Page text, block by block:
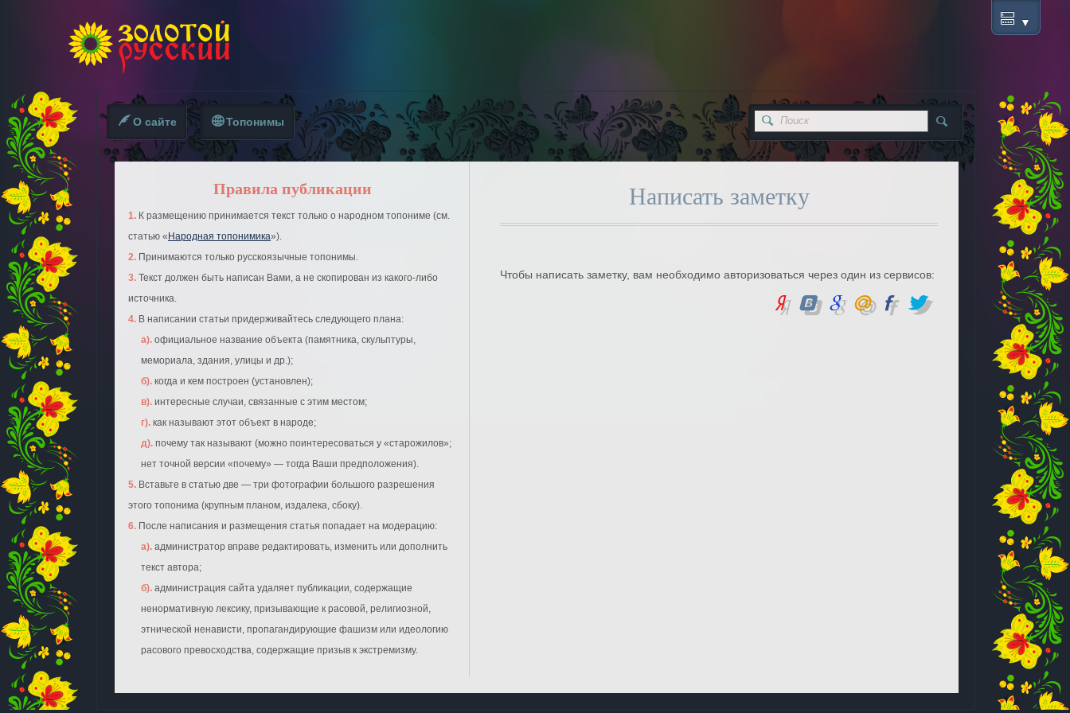
О сайте Топонимы
Правила публикации
1. К размещению принимается текст только о народном топониме (см.
статью «Народная топонимика»).
2. Принимаются только русскоязычные топонимы.
3. Текст должен быть написан Вами, а не скопирован из какого-либо
источника.
4. В написании статьи придерживайтесь следующего плана:
а). официальное название объекта (памятника, скульптуры,
мемориала, здания, улицы и др.);
б). когда и кем построен (установлен);
в). интересные случаи, связанные с этим местом;
г). как называют этот объект в народе;
д). почему так называют (можно поинтересоваться у «старожилов»;
нет точной версии «почему» — тогда Ваши предположения).
5. Вставьте в статью две — три фотографии большого разрешения
этого топонима (крупным планом, издалека, сбоку).
6. После написания и размещения статья попадает на модерацию:
а). администратор вправе редактировать, изменить или дополнить
текст автора;
б). администрация сайта удаляет публикации, содержащие
ненормативную лексику, призывающие к расовой, религиозной,
этнической ненависти, пропагандирующие фашизм или идеологию
расового превосходства, содержащие призыв к экстремизму.
Написать заметку
Чтобы написать заметку, вам необходимо авторизоваться через один из сервисов: